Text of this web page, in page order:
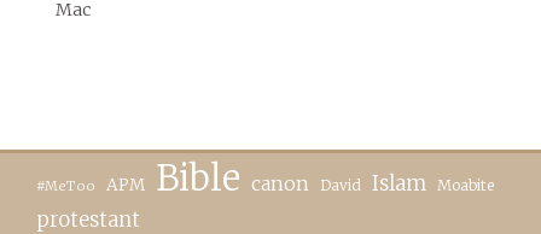
Mac
#MeToo APM Bible canon David Islam Moabite
protestant